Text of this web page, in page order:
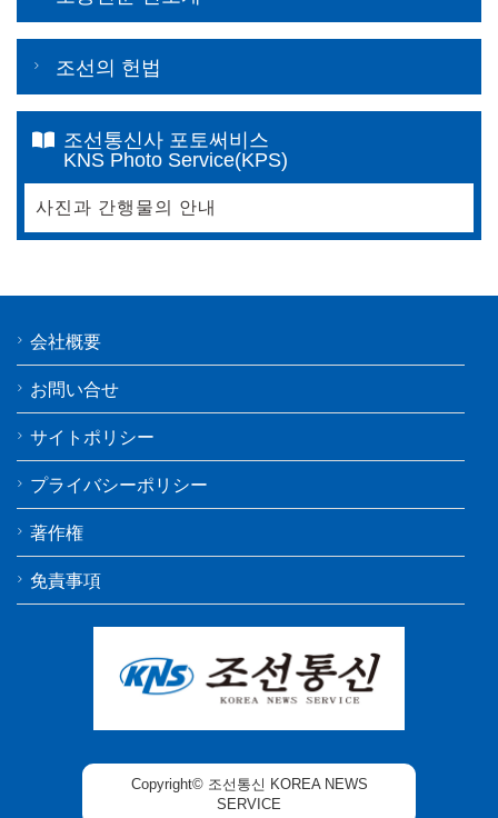
조선의 헌법
조선통신사 포토써비스
KNS Photo Service(KPS)
사진과 간행물의 안내
会社概要
お問い合せ
サイトポリシー
プライバシーポリシー
著作権
免責事項
Copyright© 조선통신 KOREA NEWS
SERVICE